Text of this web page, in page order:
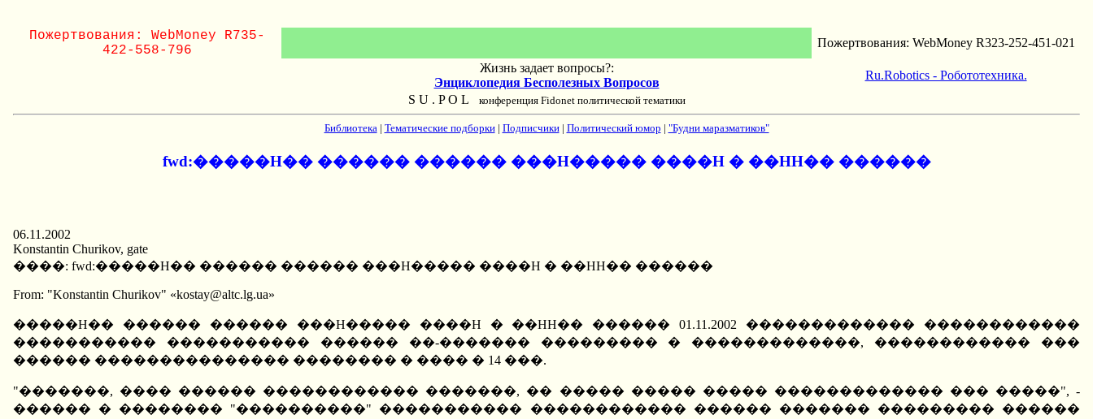
Пожертвования: WebMoney R735-
422-558-796
Пожертвования: WebMoney R323-252-451-021
Жизнь задает вопросы?:
Энциклопедия Бесполезных Вопросов
Ru.Robotics - Робототехника.
S U . P O L конференция Fidonet политической тематики
Библиотека| Тематические подборки| Подписчики| Политический юмор | "Будни маразматиков"
fwd:�����H�� ������ ������ ���H����� ����H � ��HH�� ������
06.11.2002
Konstantin Churikov, gate
����: fwd:�����H�� ������ ������ ���H����� ����H � ��HH�� ������
From: "Konstantin Churikov" «kostay@altc.lg.ua»
�����H�� ������ ������ ���H����� ����H � ��HH�� ������ 01.11.2002 ������������� ������������
����������� ����������� ������ ��-������� ��������� � �������������, ������������ ���
������ ��������������� �������� � ���� � 14 ���.
"�������, ���� ������ ������������ �������, �� ����� ����� ����� ������������� ��� �����", -
������ � �������� "����������" ����������� ������������ ������ ������� ��������� ������